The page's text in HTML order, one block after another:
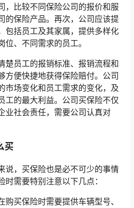
，比较不同保险公司的报价和服
的保险产品。再次，公司应该提
包括员工及其家属，提供多样化
、不同需求的员工。
楚员工的报销标准、报销流程和
方便快捷地获得保险赔付。公司
市场变化和员工需求的变化，及
工的最大利益。公司买保险不仅
业社会责任，需要公司认真对
买
说，买保险也是必不可少的事情
需要特别注意以下几点：
买保险时需要提供车辆型号、